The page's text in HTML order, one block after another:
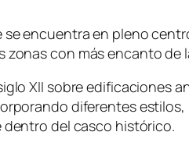
se encuentra en pleno
zonas con más encanto de
XII sobre edificaciones
diferentes estilos,
del casco histórico.